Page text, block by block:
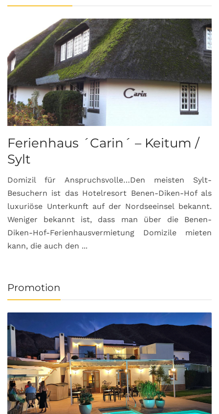
Ferienhaus ´Carin´ – Keitum /
Sylt
Domizil für Anspruchsvolle…Den meisten Sylt-
Besuchern ist das Hotelresort Benen-Diken-Hof als
luxuriöse Unterkunft auf der Nordseeinsel bekannt.
Weniger bekannt ist, dass man über die Benen-
Diken-Hof-Ferienhausvermietung Domizile mieten
kann, die auch den ...
Promotion